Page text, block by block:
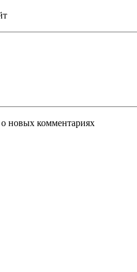
новых комментариях